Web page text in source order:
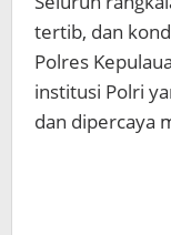
tertib, dan
Polres
institusi Polri
dan dipercaya